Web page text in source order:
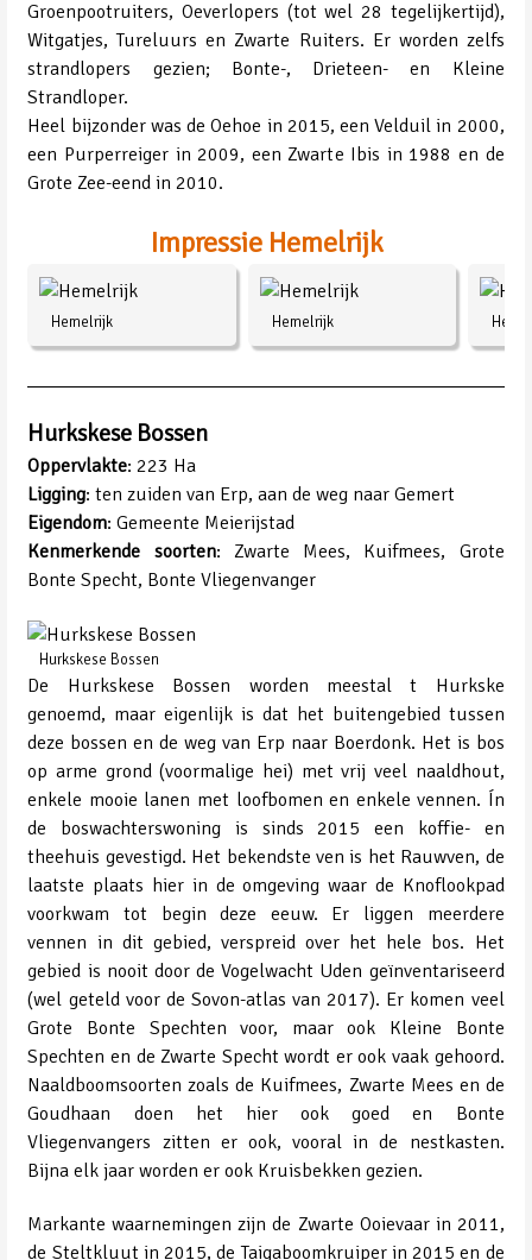
Groenpootruiters, Oeverlopers (tot wel 28 tegelijkertijd),
Witgatjes, Tureluurs en Zwarte Ruiters. Er worden zelfs
strandlopers gezien; Bonte-, Drieteen- en Kleine
Strandloper.
Heel bijzonder was de Oehoe in 2015, een Velduil in 2000,
een Purperreiger in 2009, een Zwarte Ibis in 1988 en de
Grote Zee-eend in 2010.
Impressie Hemelrijk
Hemelrijk Hemelrijk
Hurkskese Bossen
Oppervlakte: 223 Ha
Ligging: ten zuiden van Erp, aan de weg naar Gemert
Eigendom: Gemeente Meierijstad
Kenmerkende soorten: Zwarte Mees, Kuifmees, Grote
Bonte Specht, Bonte Vliegenvanger
Hurkskese Bossen
De Hurkskese Bossen worden meestal t Hurkske
genoemd, maar eigenlijk is dat het buitengebied tussen
deze bossen en de weg van Erp naar Boerdonk. Het is bos
op arme grond (voormalige hei) met vrij veel naaldhout,
enkele mooie lanen met loofbomen en enkele vennen. Ín
de boswachterswoning is sinds 2015 een koffie- en
theehuis gevestigd. Het bekendste ven is het Rauwven, de
laatste plaats hier in de omgeving waar de Knoflookpad
voorkwam tot begin deze eeuw. Er liggen meerdere
vennen in dit gebied, verspreid over het hele bos. Het
gebied is nooit door de Vogelwacht Uden geïnventariseerd
(wel geteld voor de Sovon-atlas van 2017). Er komen veel
Grote Bonte Spechten voor, maar ook Kleine Bonte
Spechten en de Zwarte Specht wordt er ook vaak gehoord.
Naaldboomsoorten zoals de Kuifmees, Zwarte Mees en de
Goudhaan doen het hier ook goed en Bonte
Vliegenvangers zitten er ook, vooral in de nestkasten.
Bijna elk jaar worden er ook Kruisbekken gezien.
Markante waarnemingen zijn de Zwarte Ooievaar in 2011,
de Steltkluut in 2015, de Taigaboomkruiper in 2015 en de